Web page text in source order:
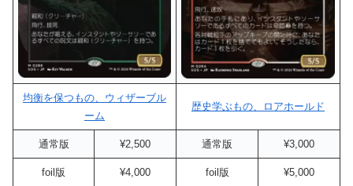
均衡を保つもの、ウィザーブル
ーム
歴史学ぶもの、ロアホールド
通常版 ¥2,500 通常版 ¥3,000
foil版 ¥4,000 foil版 ¥5,000